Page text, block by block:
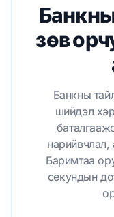
зөв
Банкны
шийдэл
нарийвчлал,
Баримтаа
секундын